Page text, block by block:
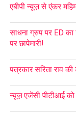
एबीपी न्यूज़ से एंकर
साधना ग्रुप पर ED का
पर छापेमारी!
पत्रकार सरिता राव
न्यूज़ एजेंसी पीटीआई